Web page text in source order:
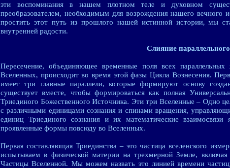
эти воспоминания в нашем плотном теле и духовном
преобразователем, необходимым для возрождения нашего
простить этот путь из прошлого нашей истинной истории, мы
внутренней радости.
Слияние
Пересечение, объединяющее временные поля всех параллельных
Вселенных, происходит во время этой фазы Цикла Вознесения.
имеет три главные параллели, которые формируют основу
существует вместе, чтобы формироваться как полная
Триединого Божественного Источника. Эти три Вселенные – Одно
с различными единицами сознания и спинами вращения,
единиц Триединого сознания и их математические
проявленные формы повсюду во Вселенных.
Первая составляющая Триединства – это частица вселенского
испытываем в физической материи на трехмерной Земле,
Частицы Вселенной. Мы можем назвать это линией времени